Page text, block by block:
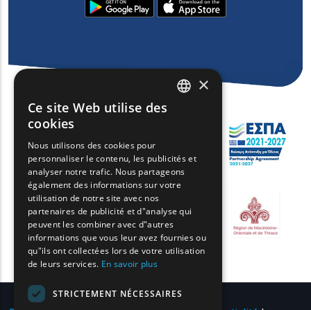
FRENCH
BULGARIAN
GERMAN
ROMANIAN
TURKISH
×
Ce site Web utilise des
cookies
Nous utilisons des cookies pour
personnaliser le contenu, les publicités et
analyser notre trafic. Nous partageons
également des informations sur votre
utilisation de notre site avec nos
partenaires de publicité et d"analyse qui
peuvent les combiner avec d"autres
informations que vous leur avez fournies ou
qu"ils ont collectées lors de votre utilisation
de leurs services. En savoir plus
STRICTEMENT NÉCESSAIRES